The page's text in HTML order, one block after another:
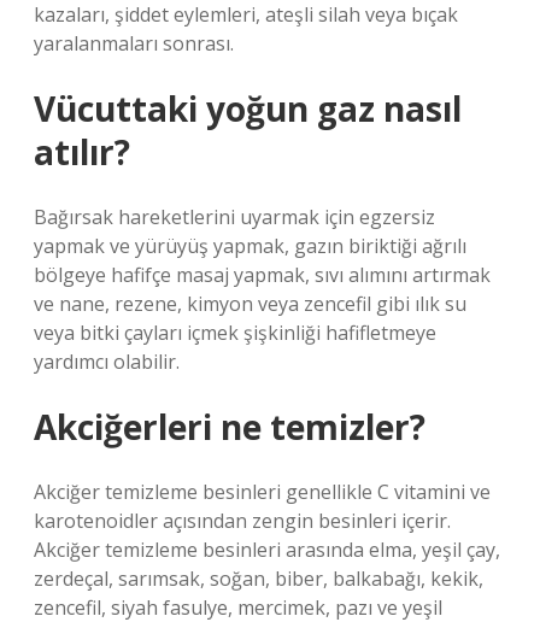
kazaları, şiddet eylemleri, ateşli silah veya bıçak
yaralanmaları sonrası.
Vücuttaki yoğun gaz nasıl
atılır?
Bağırsak hareketlerini uyarmak için egzersiz
yapmak ve yürüyüş yapmak, gazın biriktiği ağrılı
bölgeye hafifçe masaj yapmak, sıvı alımını artırmak
ve nane, rezene, kimyon veya zencefil gibi ılık su
veya bitki çayları içmek şişkinliği hafifletmeye
yardımcı olabilir.
Akciğerleri ne temizler?
Akciğer temizleme besinleri genellikle C vitamini ve
karotenoidler açısından zengin besinleri içerir.
Akciğer temizleme besinleri arasında elma, yeşil çay,
zerdeçal, sarımsak, soğan, biber, balkabağı, kekik,
zencefil, siyah fasulye, mercimek, pazı ve yeşil